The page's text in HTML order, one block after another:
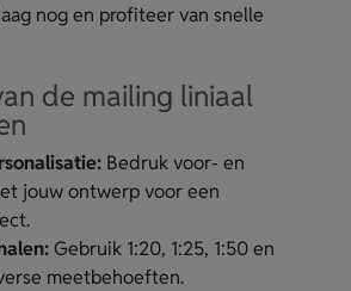
nog en profiteer van snelle
de mailing liniaal
Bedruk voor- en
jouw ontwerp voor een
Gebruik 1:20, 1:25, 1:50 en
meetbehoeften.